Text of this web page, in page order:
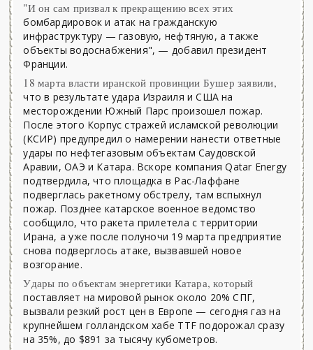
"И он сам призвал к прекращению всех этих
бомбардировок и атак на гражданскую
инфраструктуру — газовую, нефтяную, а также
объекты водоснабжения", — добавил президент
Франции.
18 марта власти иранской провинции Бушер заявили,
что в результате удара Израиля и США на
месторождении Южный Парс произошел пожар.
После этого Корпус стражей исламской революции
(КСИР) предупредил о намерении нанести ответные
удары по нефтегазовым объектам Саудовской
Аравии, ОАЭ и Катара. Вскоре компания Qatar Energy
подтвердила, что площадка в Рас-Лаффане
подверглась ракетному обстрелу, там вспыхнул
пожар. Позднее катарское военное ведомство
сообщило, что ракета прилетела с территории
Ирана, а уже после полуночи 19 марта предприятие
снова подверглось атаке, вызвавшей новое
возгорание.
Удары по объектам энергетики Катара, который
поставляет на мировой рынок около 20% СПГ,
вызвали резкий рост цен в Европе — сегодня газ на
крупнейшем голландском хабе TTF подорожал сразу
на 35%, до $891 за тысячу кубометров.